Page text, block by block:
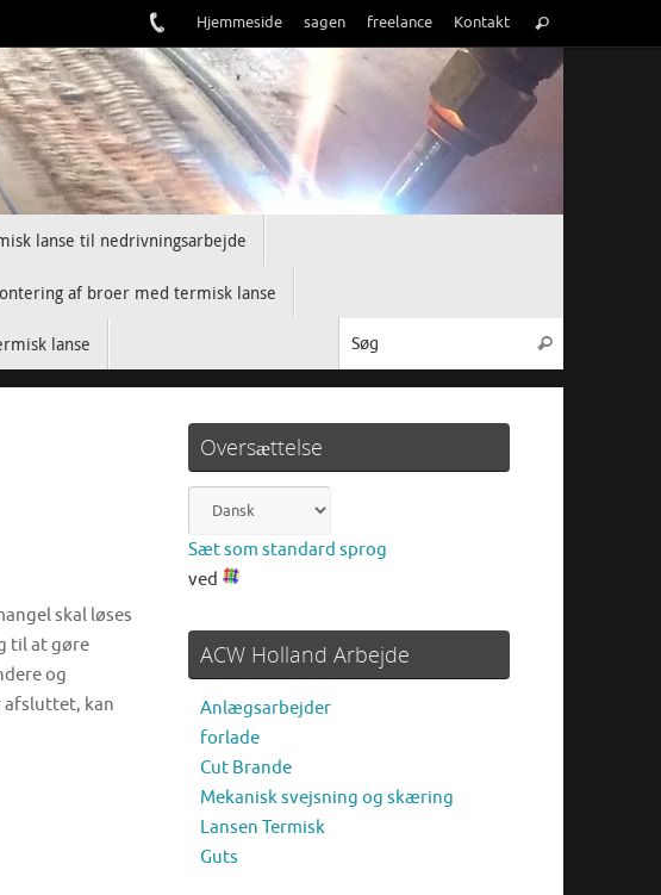
Hjemmeside sagen freelance Kontakt
efter:
Søg
lanse til nedrivningsarbejde
af broer med termisk lanse
lanse Søg
skal løses
til at gøre
og
kan
Oversættelse
Sæt som standard sprog
ved
ACW Holland Arbejde
Anlægsarbejder
forlade
Cut Brande
Mekanisk svejsning og skæring
Lansen Termisk
Guts